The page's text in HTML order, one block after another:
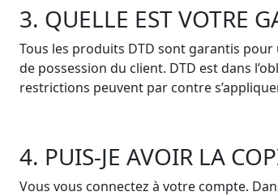
3. QUELLE EST VOTRE
Tous les produits DTD sont garantis
de possession du client. DTD est dans
restrictions peuvent par contre
4. PUIS-JE AVOIR LA
Vous vous connectez à votre compte.